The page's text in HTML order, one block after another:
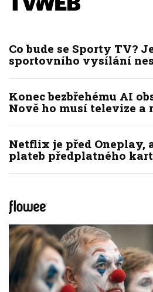
Co bude se Sporty TV?
sportovního vysílání
Konec bezbřehému AI
Nově ho musí televize a
Netflix je před Oneplay,
plateb předplatného